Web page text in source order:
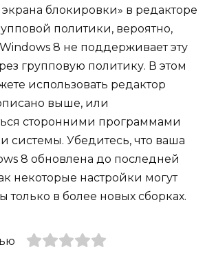
блокировки» в редакторе
политики, вероятно,
8 не поддерживает эту
групповую политику. В этом
использовать редактор
выше, или
сторонними программами
системы. Убедитесь, что ваша
8 обновлена до последней
некоторые настройки могут
только в более новых сборках.